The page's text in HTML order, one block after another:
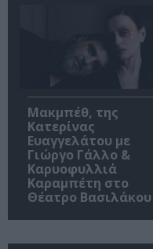
Μακμπέθ, της
Κατερίνας
Ευαγγελάτου με
Γιώργο Γάλλο &
Καρυοφυλλιά
Καραμπέτη στο
Θέατρο Βασιλάκου